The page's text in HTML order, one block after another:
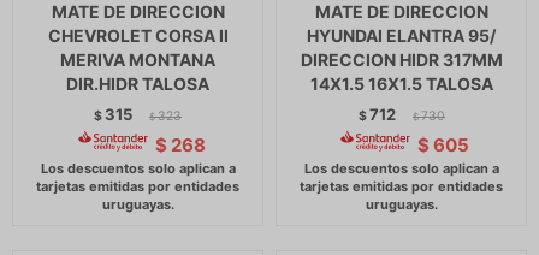
MATE DE DIRECCION
CHEVROLET CORSA II
MERIVA MONTANA
DIR.HIDR TALOSA
$ 315 $ 323
$ 268
MATE DE DIRECCION
HYUNDAI ELANTRA 95/
DIRECCION HIDR 317MM
14X1.5 16X1.5 TALOSA
$712 $ 730
$ 605